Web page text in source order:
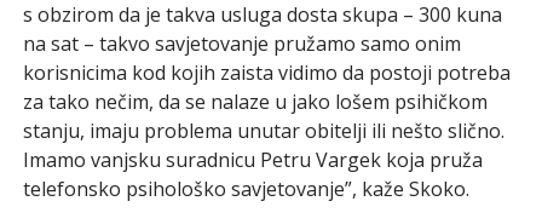
s obzirom da je takva usluga dosta skupa – 300 kuna
na sat – takvo savjetovanje pružamo samo onim
korisnicima kod kojih zaista vidimo da postoji potreba
za tako nečim, da se nalaze u jako lošem psihičkom
stanju, imaju problema unutar obitelji ili nešto slično.
Imamo vanjsku suradnicu Petru Vargek koja pruža
telefonsko psihološko savjetovanje”, kaže Skoko.